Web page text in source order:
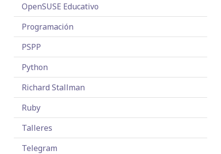
OpenSUSE Educativo
Programación
PSPP
Python
Richard Stallman
Ruby
Talleres
Telegram